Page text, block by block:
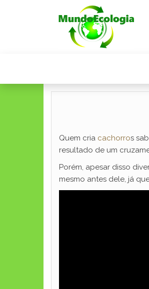
Quem cria cachorros
resultado de um
Porém, apesar disso
mesmo antes dele, já